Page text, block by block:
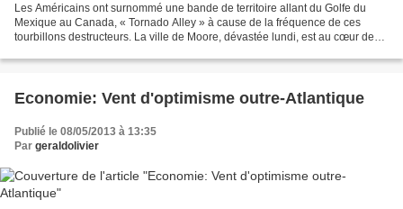
Les Américains ont surnommé une bande de territoire allant du Golfe du
Mexique au Canada, « Tornado Alley » à cause de la fréquence de ces
tourbillons destructeurs. La ville de Moore, dévastée lundi, est au cœur de
Economie: Vent d'optimisme outre-Atlantique
Publié le 08/05/2013 à 13:35
Par geraldolivier